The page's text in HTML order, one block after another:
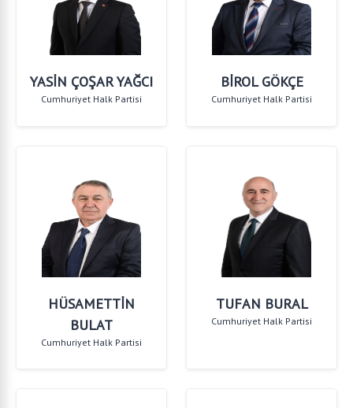
YASİN ÇOŞAR YAĞCI
Cumhuriyet Halk Partisi
BİROL GÖKÇE
Cumhuriyet Halk Partisi
HÜSAMETTİN
BULAT
Cumhuriyet Halk Partisi
TUFAN BURAL
Cumhuriyet Halk Partisi